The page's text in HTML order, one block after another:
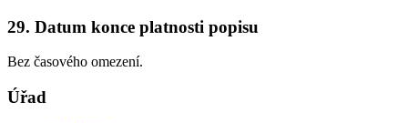
29. Datum konce platnosti popisu
Bez časového omezení.
Úřad